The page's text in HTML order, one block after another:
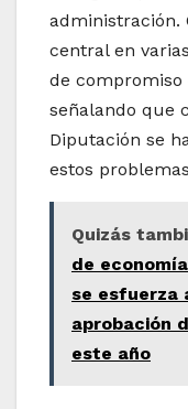
administración.
central en
de
señalando que
Diputación se
estos
Quizás
de
se esfuerza
aprobación
este año